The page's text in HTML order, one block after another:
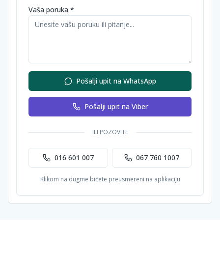
Vaša poruka *
Pošalji upit na WhatsApp
Pošalji upit na Viber
ILI POZOVITE
016 601 007 067 760 1007
Klikom na dugme bićete preusmereni na aplikaciju